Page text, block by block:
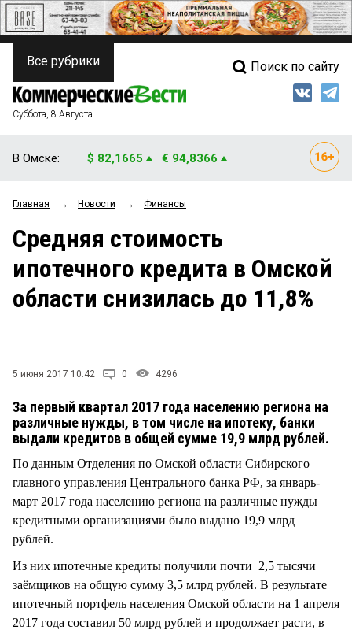
ПОЛИТИКА
ФИНАНСЫ
ОБЩЕСТВО
ЗАКОН
Свежий выпуск
Рейтинги
Блоги
Архив
Все рубрики Поиск по сайту
Суббота, 8 Августа
В Омске: $ 82,1665 € 94,8366
Главная → Новости → Финансы
Средняя стоимость
ипотечного кредита в Омской
области снизилась до 11,8%
5 июня 2017 10:42 0 4296
За первый квартал 2017 года населению региона на
различные нужды, в том числе на ипотеку, банки
выдали кредитов в общей сумме 19,9 млрд рублей.
По данным Отделения по Омской области Сибирского
главного управления Центрального банка РФ, за январь-
март 2017 года населению региона на различные нужды
кредитными организациями было выдано 19,9 млрд
рублей.
Из них ипотечные кредиты получили почти 2,5 тысячи
заёмщиков на общую сумму 3,5 млрд рублей. В результате
ипотечный портфель населения Омской области на 1 апреля
2017 года составил 50 млрд рублей и продолжает расти, в